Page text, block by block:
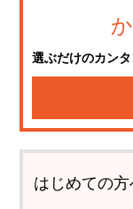
選ぶだけのカン
はじめての方